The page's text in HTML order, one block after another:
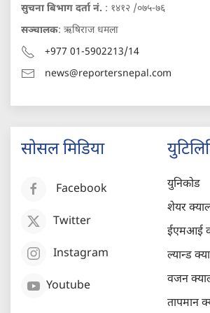
सुचना बिभाग दर्ता नं. : १४१२ /०७५-७६
सञ्चालक: ऋषिराज धमला
+977 01-5902213/14
news@reportersnepal.com
सोसल मिडिया
Facebook
Twitter
Instagram
Youtube
युनिकोड
शेयर
ईएमआई
ल्यान्ड
वजन
तापमान